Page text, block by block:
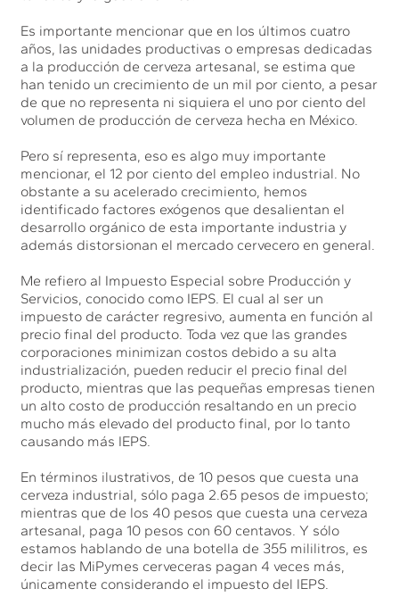
Es importante mencionar que en los últimos cuatro
años, las unidades productivas o empresas dedicadas
a la producción de cerveza artesanal, se estima que
han tenido un crecimiento de un mil por ciento, a pesar
de que no representa ni siquiera el uno por ciento del
volumen de producción de cerveza hecha en México.
Pero sí representa, eso es algo muy importante
mencionar, el 12 por ciento del empleo industrial. No
obstante a su acelerado crecimiento, hemos
identificado factores exógenos que desalientan el
desarrollo orgánico de esta importante industria y
además distorsionan el mercado cervecero en general.
Me refiero al Impuesto Especial sobre Producción y
Servicios, conocido como IEPS. El cual al ser un
impuesto de carácter regresivo, aumenta en función al
precio final del producto. Toda vez que las grandes
corporaciones minimizan costos debido a su alta
industrialización, pueden reducir el precio final del
producto, mientras que las pequeñas empresas tienen
un alto costo de producción resaltando en un precio
mucho más elevado del producto final, por lo tanto
causando más IEPS.
En términos ilustrativos, de 10 pesos que cuesta una
cerveza industrial, sólo paga 2.65 pesos de impuesto;
mientras que de los 40 pesos que cuesta una cerveza
artesanal, paga 10 pesos con 60 centavos. Y sólo
estamos hablando de una botella de 355 mililitros, es
decir las MiPymes cerveceras pagan 4 veces más,
únicamente considerando el impuesto del IEPS.